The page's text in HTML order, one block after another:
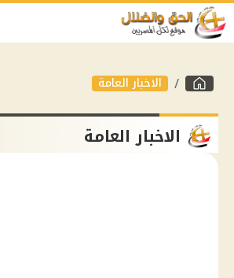
الاخبار العامة
الاخبار العامة